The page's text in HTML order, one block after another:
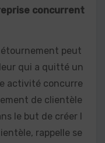
concurrent
peut
qui a quitté un
activité concurre
de clientèle
le but de créer l
rappelle se